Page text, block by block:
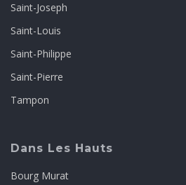
Saint-Joseph
Saint-Louis
Saint-Philippe
Saint-Pierre
Tampon
Dans Les Hauts
Bourg Murat